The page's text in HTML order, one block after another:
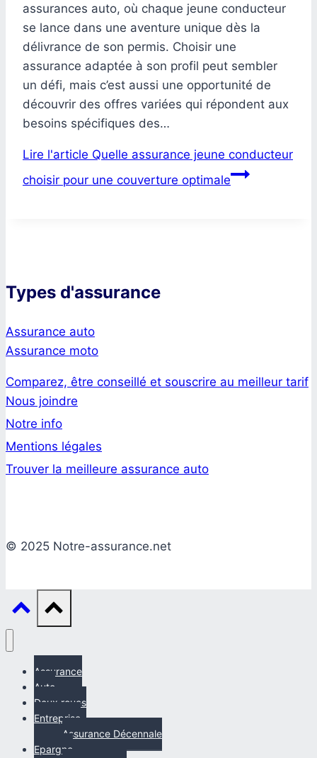
assurances auto, où chaque jeune conducteur
se lance dans une aventure unique dès la
délivrance de son permis. Choisir une
assurance adaptée à son profil peut sembler
un défi, mais c’est aussi une opportunité de
découvrir des offres variées qui répondent aux
besoins spécifiques des…
Lire l'article Quelle assurance jeune conducteur
choisir pour une couverture optimale
Types d'assurance
Assurance auto
Assurance moto
Comparez, être conseillé et souscrire au meilleur tarif
Nous joindre
Notre info
Mentions légales
Trouver la meilleure assurance auto
© 2025 Notre-assurance.net
Assurance
Auto
Deux roues
Entreprise
Assurance Décennale
Epargne